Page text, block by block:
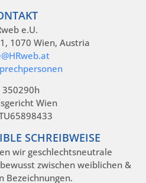
e.U.
1070 Wien, Austria
350290h
Wien
SCHREIBWEISE
wir geschlechtsneutrale
zwischen weiblichen &
Bezeichnungen.